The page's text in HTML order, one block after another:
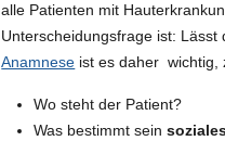
alle Patienten mit
Unterscheidungsfrage ist:
Anamnese ist es daher wichtig,
Wo steht der Patient?
Was bestimmt sein